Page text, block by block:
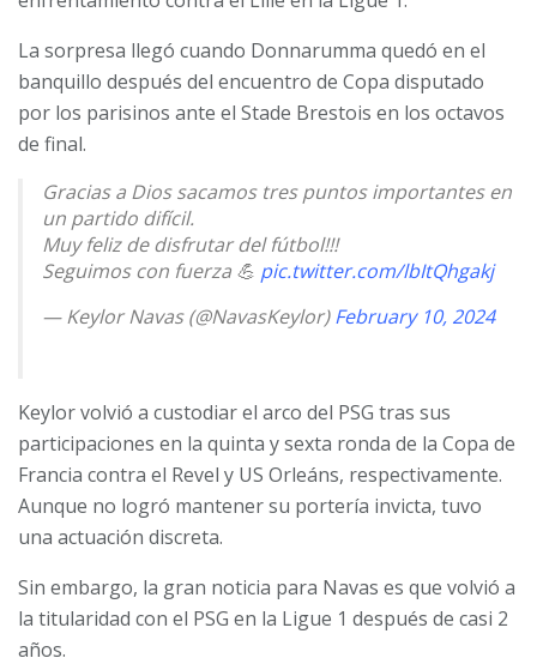
La sorpresa llegó cuando Donnarumma quedó en el
banquillo después del encuentro de Copa disputado
por los parisinos ante el Stade Brestois en los octavos
de final.
Gracias a Dios sacamos tres puntos importantes en
un partido difícil.
Muy feliz de disfrutar del fútbol!!!
Seguimos con fuerza 💪 pic.twitter.com/lbItQhgakj
— Keylor Navas (@NavasKeylor)February 10, 2024
Keylor volvió a custodiar el arco del PSG tras sus
participaciones en la quinta y sexta ronda de la Copa de
Francia contra el Revel y US Orleáns, respectivamente.
Aunque no logró mantener su portería invicta, tuvo
una actuación discreta.
Sin embargo, la gran noticia para Navas es que volvió a
la titularidad con el PSG en la Ligue 1 después de casi 2
años.